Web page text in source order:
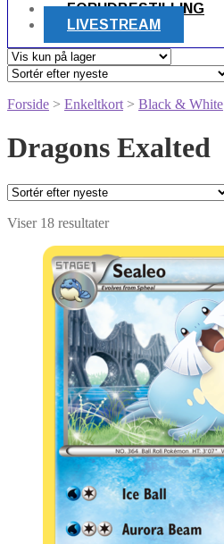
FORUDBESTILLING
LIVESTREAM
Forside > Enkeltkort > Black & White
Dragons Exalted
Viser 18 resultaterSorteret
seneste